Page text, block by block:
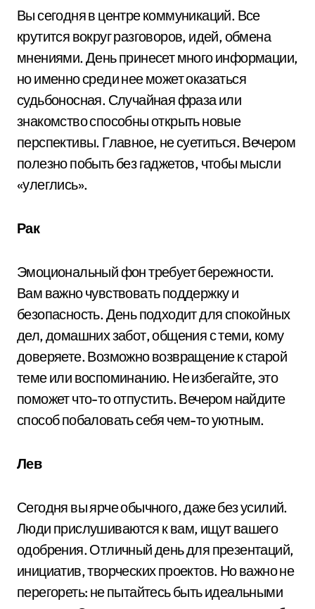
Вы сегодня в центре коммуникаций. Все
крутится вокруг разговоров, идей, обмена
мнениями. День принесет много информации,
но именно среди нее может оказаться
судьбоносная. Случайная фраза или
знакомство способны открыть новые
перспективы. Главное, не суетиться. Вечером
полезно побыть без гаджетов, чтобы мысли
«улеглись».
Рак
Эмоциональный фон требует бережности.
Вам важно чувствовать поддержку и
безопасность. День подходит для спокойных
дел, домашних забот, общения с теми, кому
доверяете. Возможно возвращение к старой
теме или воспоминанию. Не избегайте, это
поможет что-то отпустить. Вечером найдите
способ побаловать себя чем-то уютным.
Лев
Сегодня вы ярче обычного, даже без усилий.
Люди прислушиваются к вам, ищут вашего
одобрения. Отличный день для презентаций,
инициатив, творческих проектов. Но важно не
перегореть: не пытайтесь быть идеальными